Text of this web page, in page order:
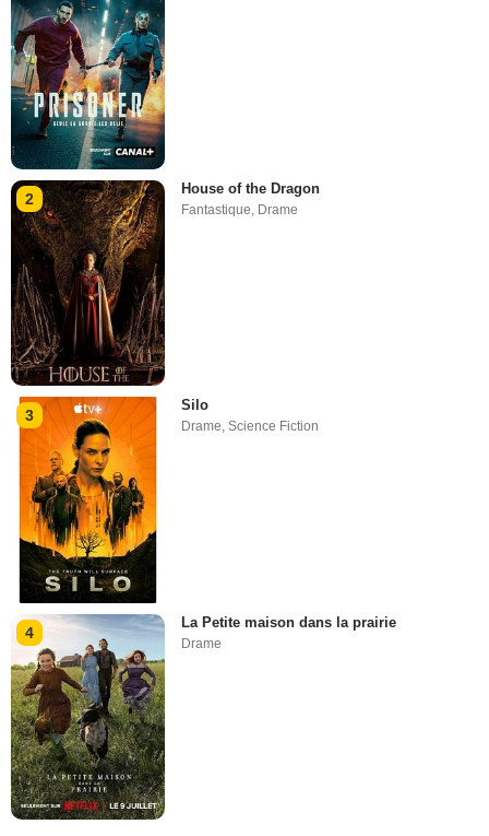
2
House of the Dragon
Fantastique, Drame
3
Silo
Drame,Science Fiction
4
La Petite maison dans la prairie
Drame